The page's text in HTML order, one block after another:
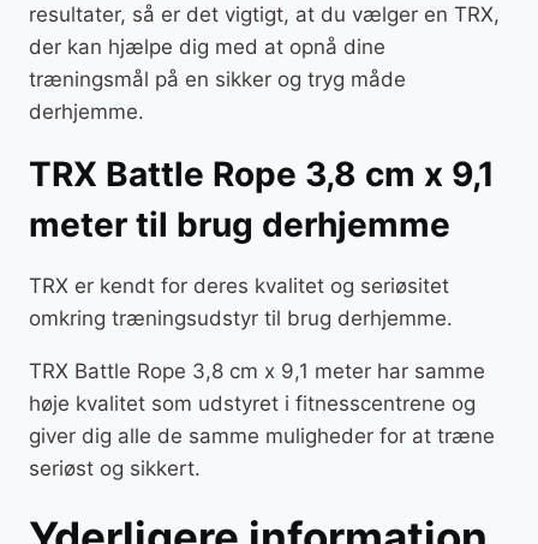
resultater, så er det vigtigt, at du vælger en TRX,
der kan hjælpe dig med at opnå dine
træningsmål på en sikker og tryg måde
derhjemme.
TRX Battle Rope 3,8 cm x 9,1
meter til brug derhjemme
TRX er kendt for deres kvalitet og seriøsitet
omkring træningsudstyr til brug derhjemme.
TRX Battle Rope 3,8 cm x 9,1 meter har samme
høje kvalitet som udstyret i fitnesscentrene og
giver dig alle de samme muligheder for at træne
seriøst og sikkert.